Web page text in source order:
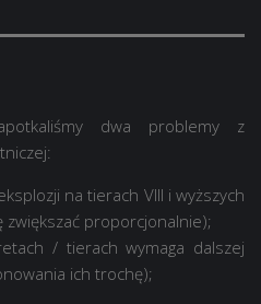
dwa problemy z
na tierach VIII i wyższych
zwiększać proporcjonalnie);
/ tierach wymaga dalszej
ich trochę);